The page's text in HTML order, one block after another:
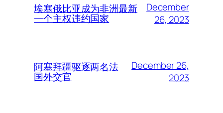
埃塞俄比亚成为非洲最新
一个主权违约国家
December
26, 2023
阿塞拜疆驱逐两名法
国外交官
December 26,
2023